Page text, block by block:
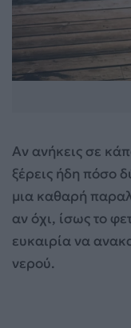
Αν ανήκεις σε
ξέρεις ήδη πόσο
μια καθαρή
αν όχι, ίσως το
ευκαιρία να
νερού.